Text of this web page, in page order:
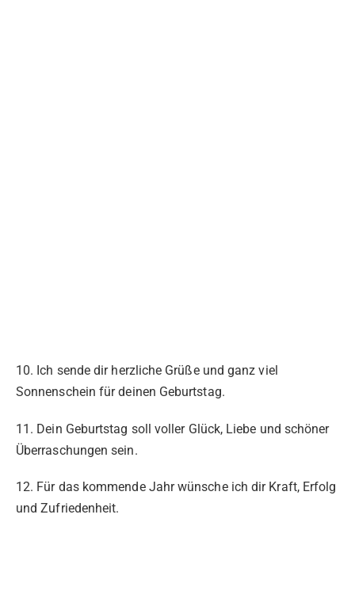
10. Ich sende dir herzliche Grüße und ganz viel
Sonnenschein für deinen Geburtstag.
11. Dein Geburtstag soll voller Glück, Liebe und schöner
Überraschungen sein.
12. Für das kommende Jahr wünsche ich dir Kraft, Erfolg
und Zufriedenheit.